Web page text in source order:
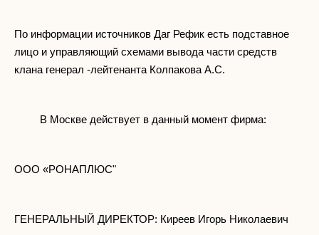
По информации источников Даг Рефик есть подставное
лицо и управляющий схемами вывода части средств
клана генерал -лейтенанта Колпакова А.С.
В Москве действует в данный момент фирма:
ООО «РОНАПЛЮС"
ГЕНЕРАЛЬНЫЙ ДИРЕКТОР: Киреев Игорь Николаевич